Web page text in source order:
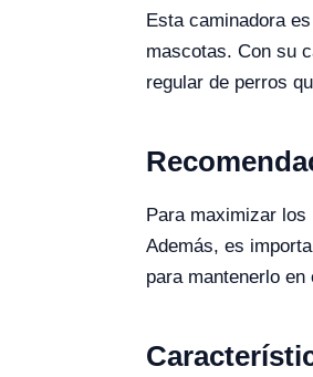
Esta caminadora
mascotas. Con su
regular de perros
Para maximizar
Además, es
para mantenerlo